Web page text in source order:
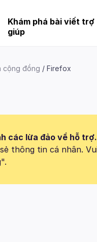
Khám phá bài viết trợ
giúp
cộng đồng Firefox
các lừa đảo về hỗ trợ.
thông tin cá nhân.